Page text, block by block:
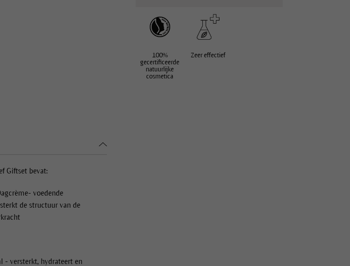
100%
gecertificeerde
natuurlijke
cosmetica
Zeer effectief
Giftsetbevat:
voedende
de structuur van de
- versterkt, hydrateert en